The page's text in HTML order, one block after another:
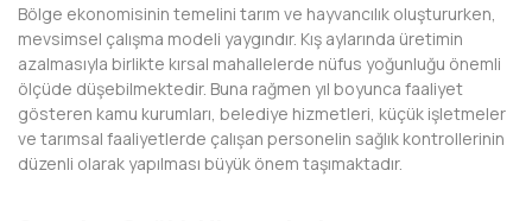
EDİRNE
ELAZIĞ
ERZİNCAN
Bölge ekonomisinin temelini tarım ve hayvancılık oluştururken,
mevsimsel çalışma modeli yaygındır. Kış aylarında üretimin
azalmasıyla birlikte kırsal mahallelerde nüfus yoğunluğu önemli
ölçüde düşebilmektedir. Buna rağmen yıl boyunca faaliyet
gösteren kamu kurumları, belediye hizmetleri, küçük işletmeler
ve tarımsal faaliyetlerde çalışan personelin sağlık kontrollerinin
düzenli olarak yapılması büyük önem taşımaktadır.